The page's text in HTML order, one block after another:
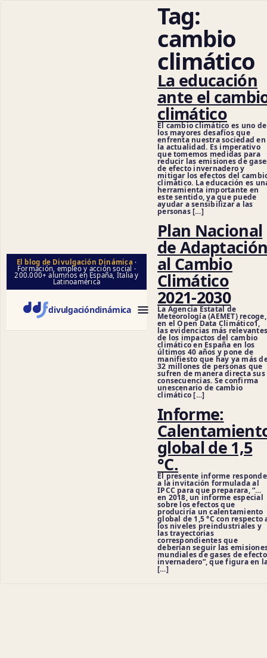
El blog de Divulgación Dinámica ·
Formación, empleo y acción social ·
200.000+ alumnos en España, Italia y
Latinoamérica
divulgacióndinámica
Tag:
cambio
climático
La educación
ante el
climático
El cambio climático es uno de
los mayores desafíos que
enfrenta nuestra sociedad en
la actualidad. Es imperativo
que tomemos medidas para
reducir las emisiones de
de efecto invernadero y
mitigar los efectos del
climático. La educación es
herramienta importante en
este sentido, ya que puede
ayudar a sensibilizar a las
personas […]
Plan Nacional
de
al Cambio
Climático
2021-2030
La Agencia Estatal de
Meteorología (AEMET) recoge,
en el Open Data Climático1,
las evidencias más relevantes
de los impactos del cambio
climático en España en los
últimos 40 años y pone de
manifiesto que hay ya más
32 millones de personas que
sufren de manera directa sus
consecuencias. Se confirma
unescenario de cambio
climático […]
Informe:
global de 1,5
°C.
El presente informe responde
a la invitación formulada al
IPCC para que preparara, “…
en 2018, un informe especial
sobre los efectos que
produciría un calentamiento
global de 1,5 °C con respecto
los niveles preindustriales y
las trayectorias
correspondientes que
deberían seguir las
mundiales de gases de efecto
invernadero”, que figura en
[…]